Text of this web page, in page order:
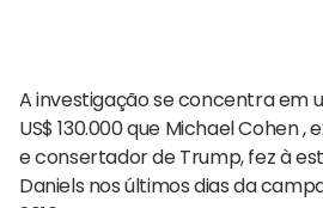
A investigação se concentra em
US$ 130.000 que Michael Cohen
e consertador de Trump, fez à
Daniels nos últimos dias da